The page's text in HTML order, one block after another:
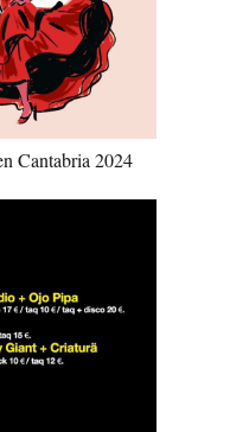
Cantabria 2024